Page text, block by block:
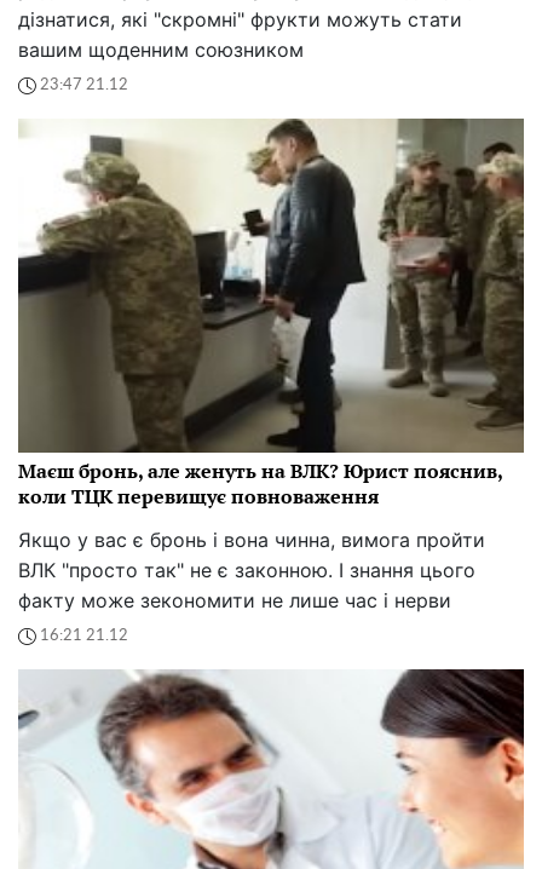
дізнатися, які "скромні" фрукти можуть стати
вашим щоденним союзником
23:47 21.12
Маєш бронь, але женуть на ВЛК? Юрист пояснив,
коли ТЦК перевищує повноваження
Якщо у вас є бронь і вона чинна, вимога пройти
ВЛК "просто так" не є законною. І знання цього
факту може зекономити не лише час і нерви
16:21 21.12